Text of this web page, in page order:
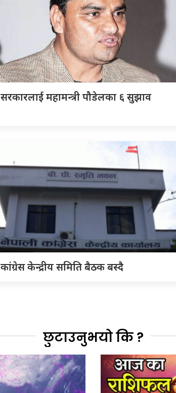
सरकारलाई महामन्त्री पौडेलका ६ सुझाव
कांग्रेस केन्द्रीय समिति बैठक बस्दै
छुटाउनुभयो कि ?